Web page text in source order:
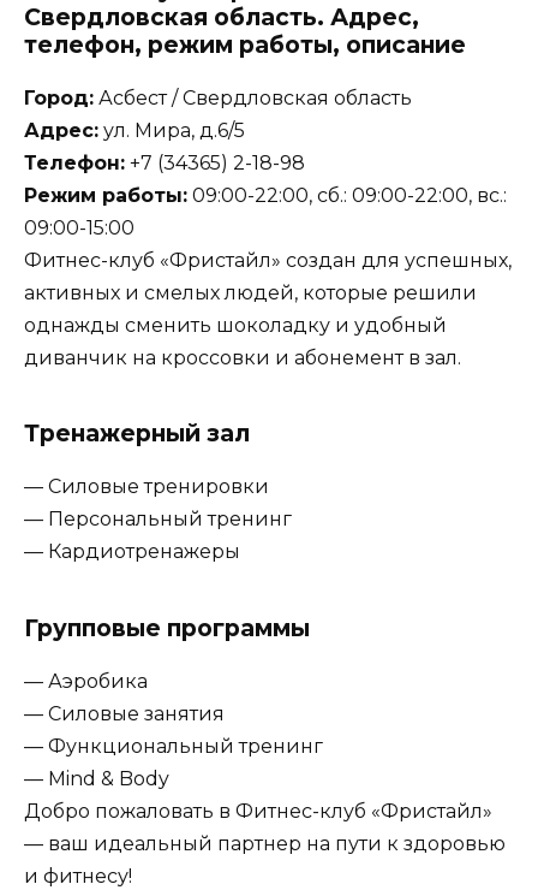
Свердловская область. Адрес,
телефон, режим работы, описание
Город: Асбест / Свердловская область
Адрес: ул. Мира, д.6/5
Телефон: +7 (34365) 2-18-98
Режим работы: 09:00-22:00, сб.: 09:00-22:00, вс.:
09:00-15:00
Фитнес-клуб «Фристайл» создан для успешных,
активных и смелых людей, которые решили
однажды сменить шоколадку и удобный
диванчик на кроссовки и абонемент в зал.
Тренажерный зал
— Силовые тренировки
— Персональный тренинг
— Кардиотренажеры
Групповые программы
— Аэробика
— Силовые занятия
— Функциональный тренинг
— Mind & Body
Добро пожаловать в Фитнес-клуб «Фристайл»
— ваш идеальный партнер на пути к здоровью
и фитнесу!